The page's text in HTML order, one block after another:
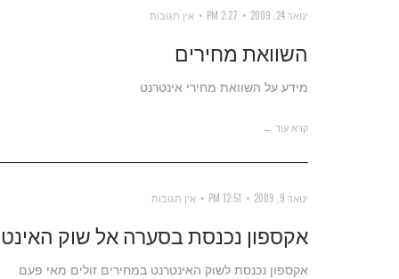
ינואר 24, 2009 2:27 PM אין תגובות
השוואת מחירים
מידע על השוואת מחירי אינטרנט
קרא עוד ←
ינואר 9, 2009 12:51 PM אין תגובות
אקספון נכנסת בסערה אל שוק
אקספון נכנסת לשוק האינטרנט במחירים זולים מאי פעם